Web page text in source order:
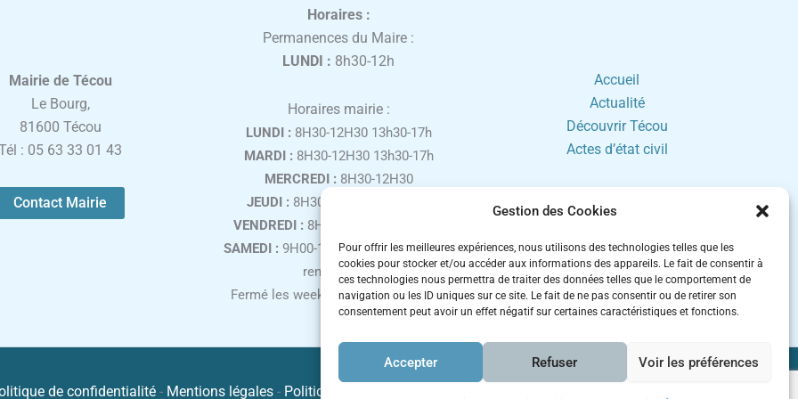
Gestion des Cookies
Pour offrir les meilleures expériences, nous utilisons des technologies telles que les
cookies pour stocker et/ou accéder aux informations des appareils. Le fait de consentir à
ces technologies nous permettra de traiter des données telles que le comportement de
navigation ou les ID uniques sur ce site. Le fait de ne pas consentir ou de retirer son
consentement peut avoir un effet négatif sur certaines caractéristiques et fonctions.
Accepter Refuser Voir les préférences
Mairie de Técou
Le Bourg,
81600 Técou
: 05 63 33 01 43
Contact Mairie
Horaires :
Permanences du Maire :
LUNDI : 8h30-12h
Horaires mairie :
LUNDI : 8H30-12H30 13h30-17h
MARDI : 8H30-12H30 13h30-17h
MERCREDI : 8H30-12H30
JEUDI : 8H30-12H30 13h30-17h
VENDREDI : 8H30-12H30 13h30-16h
SAMEDI : 9H00-12H00, uniquement sur
rendez-vous
Fermé les week-ends et jours fériés.
Accueil
Actualité
Découvrir Técou
Actes d’état civil
de confidentialité - Mentions légales - Politique de cookies